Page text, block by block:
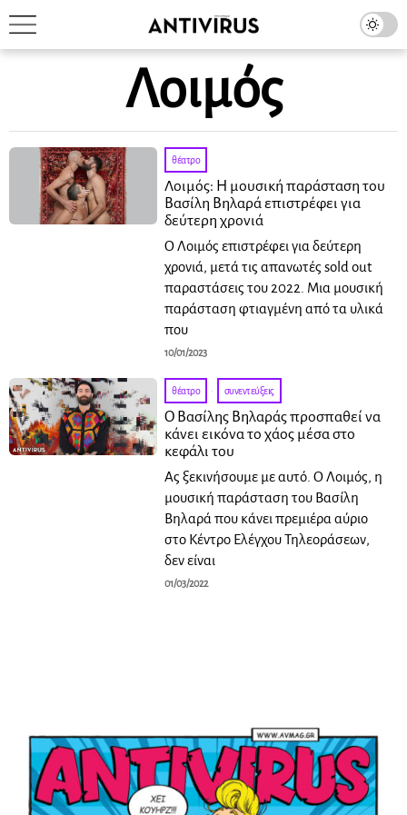
Λοιμός
θέατρο
Λοιμός: Η μουσική παράσταση του
Βασίλη Βηλαρά επιστρέφει για
δεύτερη χρονιά
Ο Λοιμός επιστρέφει για δεύτερη
χρονιά, μετά τις απανωτές sold out
παραστάσεις του 2022. Μια μουσική
παράσταση φτιαγμένη από τα υλικά
που
10/01/2023
θέατρο · συνεντεύξεις
Ο Βασίλης Βηλαράς προσπαθεί να
κάνει εικόνα το χάος μέσα στο
κεφάλι του
Ας ξεκινήσουμε με αυτό. Ο Λοιμός, η
μουσική παράσταση του Βασίλη
Βηλαρά που κάνει πρεμιέρα αύριο
στο Κέντρο Ελέγχου Τηλεοράσεων,
δεν είναι
01/03/2022